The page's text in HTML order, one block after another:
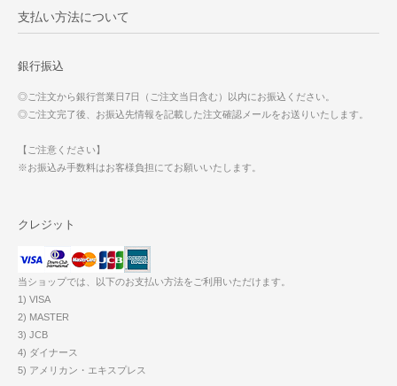
支払い方法について
銀行振込
◎ご注文から銀行営業日7日（ご注文当日含む）以内にお振込ください。
◎ご注文完了後、お振込先情報を記載した注文確認メールをお送りいたします。
【ご注意ください】
※お振込み手数料はお客様負担にてお願いいたします。
クレジット
当ショップでは、以下のお支払い方法をご利用いただけます。
1) VISA
2) MASTER
3) JCB
4) ダイナース
5) アメリカン・エキスプレス